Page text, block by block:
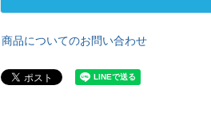
商品についてのお問い合わせ